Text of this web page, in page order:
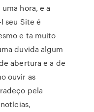
hora, e a
seu Site é
e ta muito
duvida algum
abertura e a de
ouvir as
pela